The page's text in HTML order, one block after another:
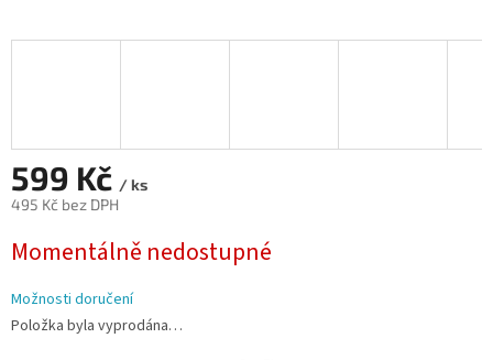
599 Kč / ks
495 Kč bez DPH
cena:
Momentálně nedostupné
Možnosti doručení
Položka byla vyprodána…